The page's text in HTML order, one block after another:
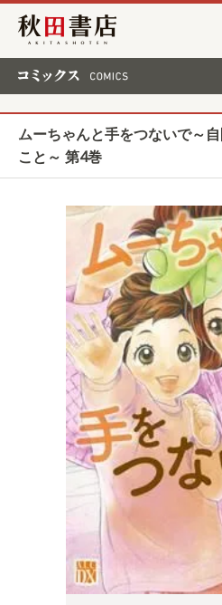
秋田書店
ムーちゃんと手をつないで～
こと～ 第4巻